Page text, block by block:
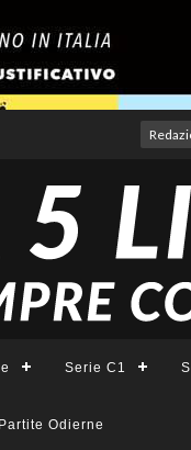
Serie C1
Partite Odierne